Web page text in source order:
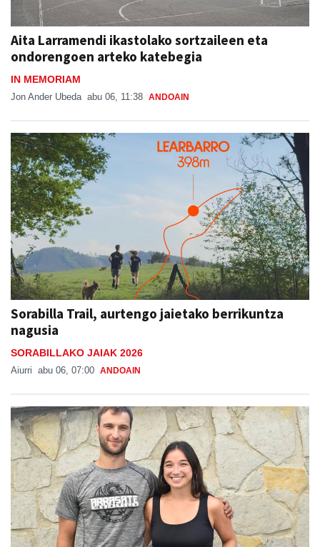
Aita Larramendi ikastolako sortzaileen eta
ondorengoen arteko katebegia
IN MEMORIAM
Jon Ander Ubeda ANDOAIN
Sorabilla Trail, aurtengo jaietako berrikuntza
nagusia
SORABILLAKO JAIAK 2026
Aiurri